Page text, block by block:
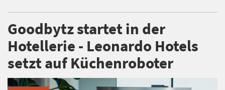
Goodbytz startet in der
Hotellerie - Leonardo Hotels
setzt auf Küchenroboter